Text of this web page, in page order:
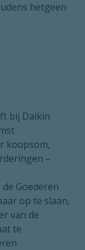
hetgeen
bij Daikin
koopsom,
–
Goederen
op te slaan,
van de
te